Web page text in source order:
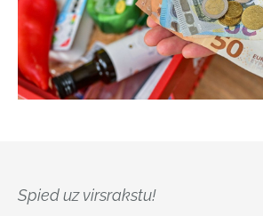
Spied uz virsrakstu!